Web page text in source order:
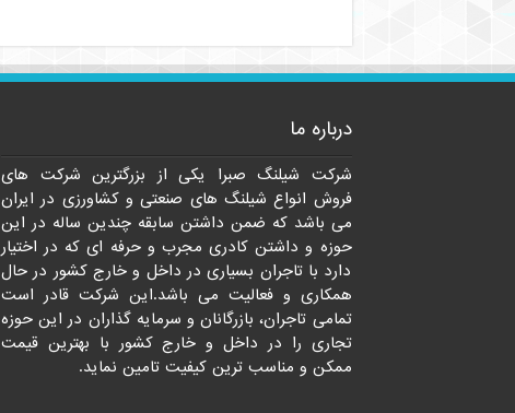
درباره ما
شرکت شیلنگ صبرا یکی از بزرگترین شرکت های
فروش انواع شیلنگ های صنعتی و کشاورزی در ایران
می باشد که ضمن داشتن سابقه چندین ساله در این
حوزه و داشتن کادری مجرب و حرفه ای که در اختیار
دارد با تاجران بسیاری در داخل و خارج کشور در حال
همکاری و فعالیت می باشد.این شرکت قادر است
تمامی تاجران، بازرگانان و سرمایه گذاران در این حوزه
تجاری را در داخل و خارج کشور با بهترین قیمت
ممکن و مناسب ترین کیفیت تامین نماید.